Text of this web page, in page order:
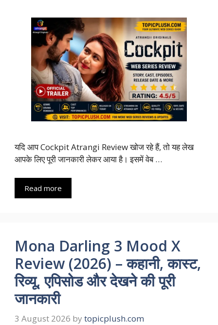
यदि आप Cockpit Atrangi Review खोज रहे हैं, तो यह लेख
आपके लिए पूरी जानकारी लेकर आया है। इसमें वेब …
Read more
Mona Darling 3 Mood X
Review (2026) – कहानी, कास्ट,
रिव्यू, एपिसोड और देखने की पूरी
जानकारी
3 August 2026 by topicplush.com